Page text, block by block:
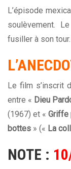
L’épisode
soulèvement.
fusiller à son tour.
Le film s’inscrit
entre « Dieu
(1967) et «Griffe
bottes » (« La
NOTE :